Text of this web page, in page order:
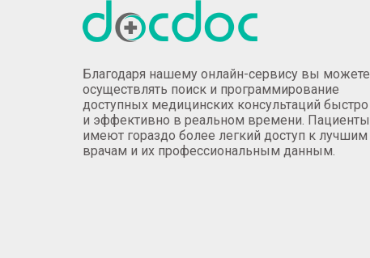
Благодаря нашему онлайн-сервису вы можете
осуществлять поиск и программирование
доступных медицинских консультаций быстро
и эффективно в реальном времени. Пациенты
имеют гораздо более легкий доступ к лучшим
врачам и их профессиональным данным.